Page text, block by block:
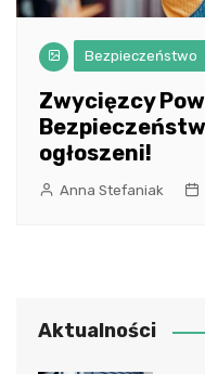
Bezpieczeństwo
Zwycięzcy
ogłoszeni!
Anna Stefaniak
Aktualności